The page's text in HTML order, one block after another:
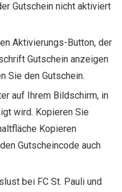
Gutschein nicht aktiviert
Aktivierungs-Button, der
Gutschein anzeigen
Sie den Gutschein.
auf Ihrem Bildschirm, in
wird. Kopieren Sie
Kopieren
Gutscheincode auch
bei FC St. Pauli und